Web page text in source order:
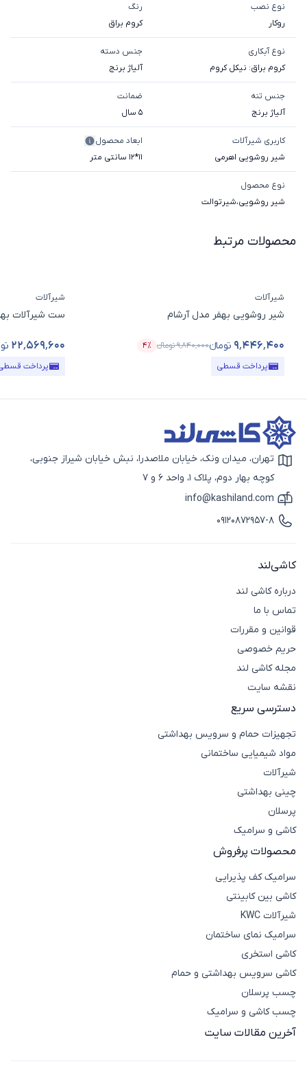
نوع نصب
روکار
رنگ
کروم براق
نوع آبکاری
کروم براق: نیکل کروم
جنس دسته
آلیاژ برنج
جنس تنه
آلیاژ برنج
ضمانت
5 سال
کاربری شیرآلات
شیر روشویی اهرمی
ابعاد محصول
11*12 سانتی متر
نوع محصول
شیر روشویی،شیرتوالت
محصولات مرتبط
شیرآلات
شیر روشویی بهفر مدل آرشام
۹٬۴۴۶٬۴۰۰ تومانء۹٬۸۴۰٬۰۰۰تومانء
قیمت محصول
۴٪
درصد تخفیف
پرداخت قسطی
شیرآلات
ست شیرآلات
۲۲٬۵۶۹٬۶۰۰
قیمت محصول
پرداخت
آیکون نقشه
تهران، میدان ونک، خیابان ملاصدرا، نبش خیابان شیراز جنوبی،
کوچه بهار دوم، پلاک 1، واحد 6 و 7
آیکون ایمیل
info@kashiland.com
آیکون تماس
09120872957-8
کاشی‌لند
درباره کاشی لند
تماس با ما
قوانین و مقررات
حریم خصوصی
مجله کاشی لند
نقشه سایت
دسترسی سریع
تجهیزات حمام و سرویس بهداشتی
مواد شیمیایی ساختمانی
شیرآلات
چینی بهداشتی
پرسلان
کاشی و سرامیک
محصولات پرفروش
سرامیک کف پذیرایی
کاشی بین کابینتی
شیرآلات KWC
سرامیک نمای ساختمان
کاشی استخری
کاشی سرویس بهداشتی و حمام
چسب پرسلان
چسب کاشی و سرامیک
آخرین مقالات سایت